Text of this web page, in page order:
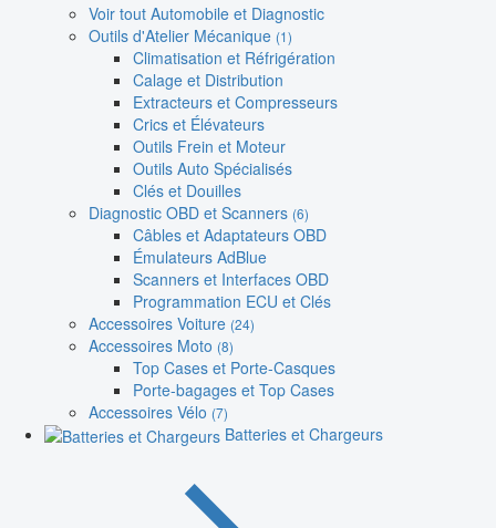
Voir tout Automobile et Diagnostic
Outils d'Atelier Mécanique (1)
Climatisation et Réfrigération
Calage et Distribution
Extracteurs et Compresseurs
Crics et Élévateurs
Outils Frein et Moteur
Outils Auto Spécialisés
Clés et Douilles
Diagnostic OBD et Scanners (6)
Câbles et Adaptateurs OBD
Émulateurs AdBlue
Scanners et Interfaces OBD
Programmation ECU et Clés
Accessoires Voiture (24)
Accessoires Moto (8)
Top Cases et Porte-Casques
Porte-bagages et Top Cases
Accessoires Vélo (7)
Batteries et Chargeurs